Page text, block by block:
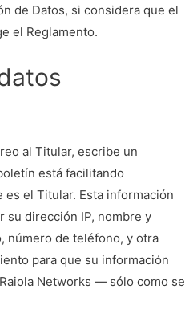
de Datos, si considera que el
el Reglamento.
al Titular, escribe un
está facilitando
el Titular. Esta información
su dirección IP, nombre y
número de teléfono, y otra
para que su información
Networks — sólo como se